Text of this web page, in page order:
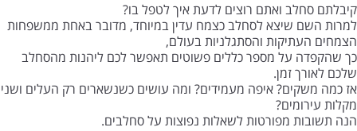
קיבלתם סחלב ואתם רוצים לדעת איך לטפל בו?
למרות השם שיצא לסחלב כצמח עדין במיוחד, מדובר באחת ממשפחות
הצמחים העתיקות והסתגלניות בעולם,
כך שהקפדה על מספר כללים פשוטים תאפשר לכם ליהנות מהסחלב
שלכם לאורך זמן.
אז כמה משקים? איפה מעמידים? ומה עושים כשנשארים רק העלים ושני
מקלות עירומים?
הנה תשובות מפורטות לשאלות נפוצות על סחלבים.